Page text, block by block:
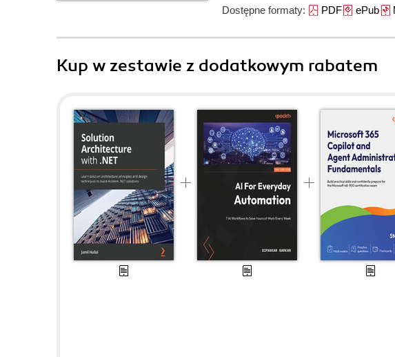
Dostępne formaty: PDFePub
Kup w zestawie z dodatkowym rabatem